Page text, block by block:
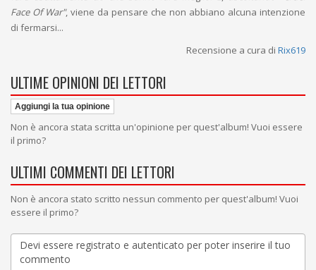
Face Of War", viene da pensare che non abbiano alcuna intenzione
di fermarsi...
Recensione a cura di Rix619
ULTIME OPINIONI DEI LETTORI
Aggiungi la tua opinione
Non è ancora stata scritta un'opinione per quest'album! Vuoi essere
il primo?
ULTIMI COMMENTI DEI LETTORI
Non è ancora stato scritto nessun commento per quest'album! Vuoi
essere il primo?